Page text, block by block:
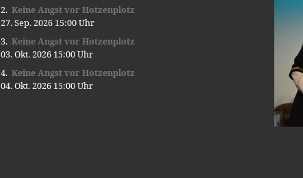
Keine Angst vor Hotzenplotz
27. Sep. 2026 15:00 Uhr
Keine Angst vor Hotzenplotz
03. Okt. 2026 15:00 Uhr
Keine Angst vor Hotzenplotz
04. Okt. 2026 15:00 Uhr